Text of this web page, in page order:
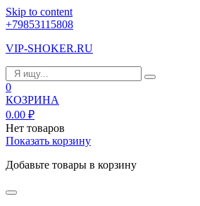
Skip to content
+79853115808
VIP-SHOKER.RU
0
КОЗРИНА
0.00 ₽
Нет товаров
Показать корзину
Добавьте товары в корзину